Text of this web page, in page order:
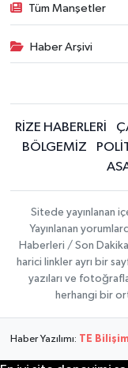
Tüm Manşetler
Haber Arşivi
RİZE HABERLERİ
BÖLGEMİZ
Sitede yayınlanan
Yayınlanan
Haberleri / Son
harici linkler ayrı bir
yazıları ve
herhangi bir
Haber Yazılımı: TE Bilişim